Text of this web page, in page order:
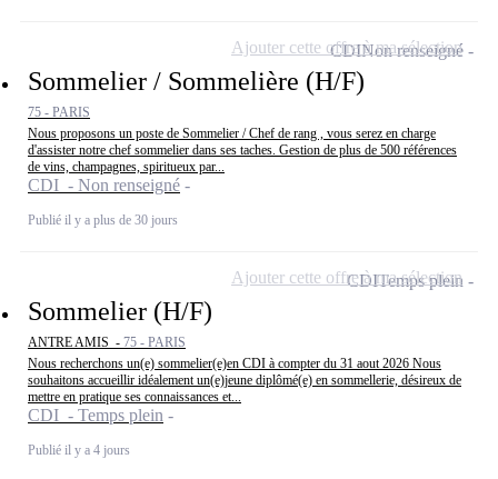
Sommelier / Sommelière (H/F)
75 - PARIS
Nous proposons un poste de Sommelier / Chef de rang , vous serez en charge
d'assister notre chef sommelier dans ses taches. Gestion de plus de 500 références
de vins, champagnes, spiritueux par...
CDI - Non renseigné
Publié il y a plus de 30 jours
CDINon renseigné
Ajouter cette offre à ma sélection
Sommelier (H/F)
ANTRE AMIS - 75 - PARIS
Nous recherchons un(e) sommelier(e)en CDI à compter du 31 aout 2026 Nous
souhaitons accueillir idéalement un(e)jeune diplômé(e) en sommellerie, désireux de
mettre en pratique ses connaissances et...
CDI - Temps plein
Publié il y a 4 jours
CDITemps plein
Ajouter cette offre à ma sélection